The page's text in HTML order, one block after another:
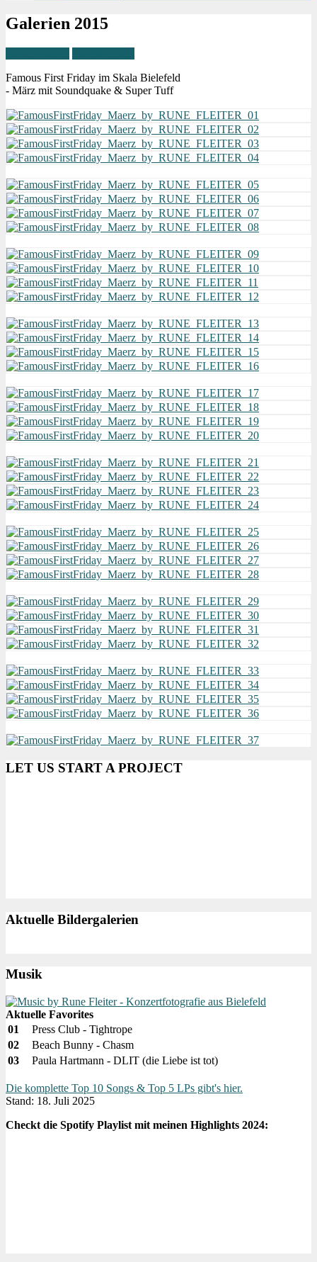
Galerien 2015
Famous First Friday im Skala Bielefeld
- März mit Soundquake & Super Tuff
LET US START A PROJECT
Aktuelle Bildergalerien
Musik
Aktuelle Favorites
01
Press Club - Tightrope
02
Beach Bunny - Chasm
03
Paula Hartmann - DLIT (die Liebe ist tot)
Die komplette Top 10 Songs & Top 5 LPs gibt's hier.
Stand: 18. Juli 2025
Checkt die Spotify Playlist mit meinen Highlights 2024: